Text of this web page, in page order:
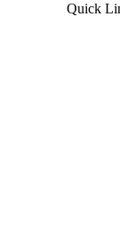
Quick